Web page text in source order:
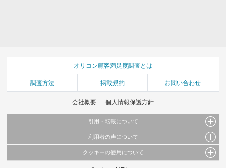
オリコン顧客満足度調査とは
調査方法 掲載規約 お問い合わせ
会社概要 個人情報保護方針
引用・転載について
当サイトで公開されている情報（文字、写真、イラスト、画像データ等）及びこれらの配
これらの情報を権利者の許可なく無断転載・複製などの二次利用を行うことは固く禁じて
利用者の声について
当サイトに掲載している内容はすべてサービスの利用者が提出された見解・感想です。
クッキーの使用について